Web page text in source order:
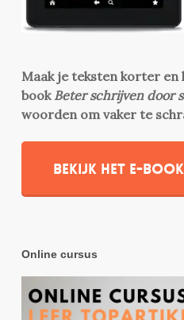
Maak je teksten korter
book Beter schrijven door
woorden om vaker te
Bekijk het e-book
Online cursus